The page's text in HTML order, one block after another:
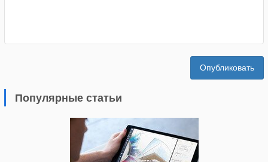
Опубликовать
Популярные статьи